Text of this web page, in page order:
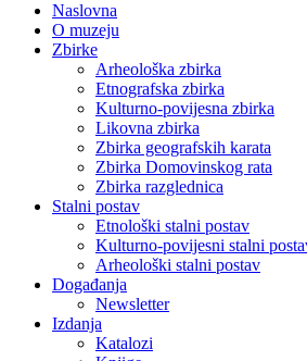
Naslovna
O muzeju
Zbirke
Arheološka zbirka
Etnografska zbirka
Kulturno-povijesna zbirka
Likovna zbirka
Zbirka geografskih karata
Zbirka Domovinskog rata
Zbirka razglednica
Stalni postav
Etnološki stalni postav
Kulturno-povijesni stalni
Arheološki stalni postav
Događanja
Newsletter
Izdanja
Katalozi